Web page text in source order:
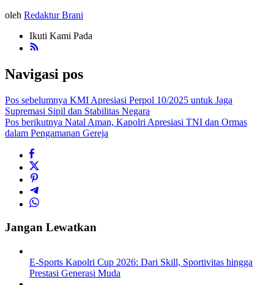
oleh Redaktur Brani
Ikuti Kami Pada
Navigasi pos
Pos sebelumnya KMI Apresiasi Perpol 10/2025 untuk Jaga
Supremasi Sipil dan Stabilitas Negara
Pos berikutnya Natal Aman, Kapolri Apresiasi TNI dan Ormas
dalam Pengamanan Gereja
Jangan Lewatkan
E-Sports Kapolri Cup 2026: Dari Skill, Sportivitas hingga
Prestasi Generasi Muda